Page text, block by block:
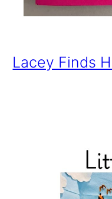
Lacey Finds